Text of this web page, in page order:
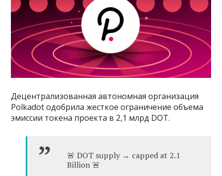
Децентрализованная автономная организация
Polkadot одобрила жесткое ограничение объема
эмиссии токена проекта в 2,1 млрд DOT.
🚨 DOT supply → capped at 2.1
Billion 🚨